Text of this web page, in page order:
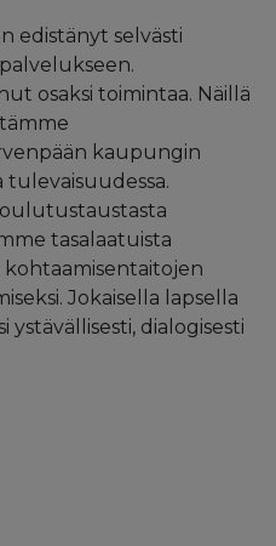
edistänyt selvästi
osaksi toimintaa. Näillä
kaupungin
tulevaisuudessa.
tasalaatuista
Jokaisella lapsella
dialogisesti